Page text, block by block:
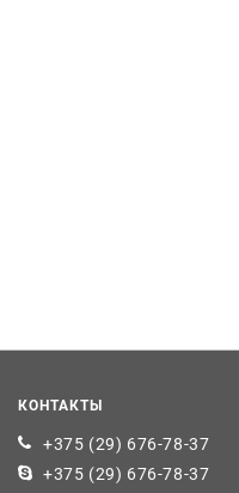
КОНТАКТЫ
+375 (29) 676-78-37
+375 (29) 676-78-37